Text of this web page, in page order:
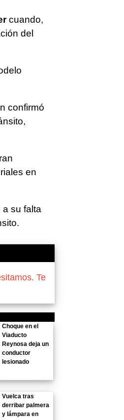
cuando,
del
confirmó
en
su falta
Te
Choque en el
Viaducto
Reynosa deja un
conductor
lesionado
Vuelca tras
derribar palmera
y lámpara en